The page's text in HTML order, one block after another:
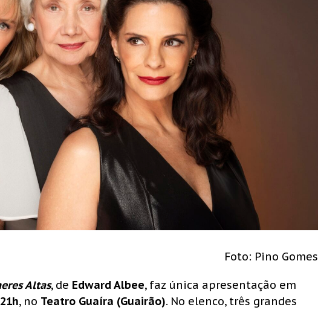
Foto: Pino Gomes
Altas, de Edward Albee, faz única apresentação em
21h, no Teatro Guaíra (Guairão). No elenco, três grandes